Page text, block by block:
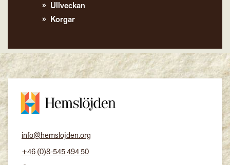
Ullveckan
Korgar
info@hemslojden.org
+46 (0)8-545 494 50